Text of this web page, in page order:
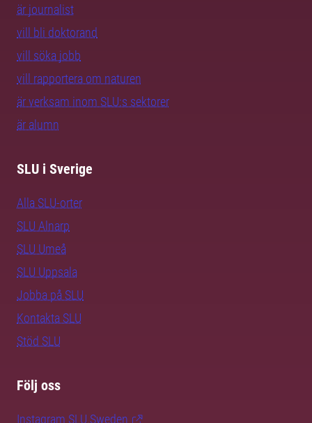
är journalist
vill bli doktorand
vill söka jobb
vill rapportera om naturen
är verksam inom SLU:s sektorer
är alumn
SLU i Sverige
Alla SLU-orter
SLU Alnarp
SLU Umeå
SLU Uppsala
Jobba på SLU
Kontakta SLU
Stöd SLU
Följ oss
Instagram SLU.Sweden